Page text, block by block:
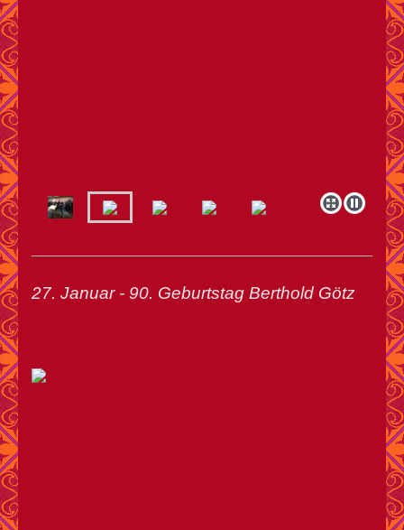
27. Januar - 90. Geburtstag Berthold Götz